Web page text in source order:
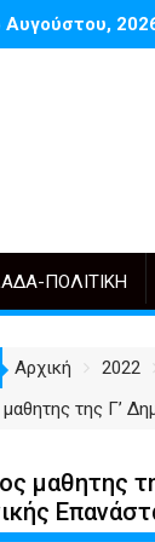
Αυγούστου,
στην
Ποιος θυμάται
ΠΟΛΙΤΙΚΉ
Αρχική 2022
της Γ’
μαθητης